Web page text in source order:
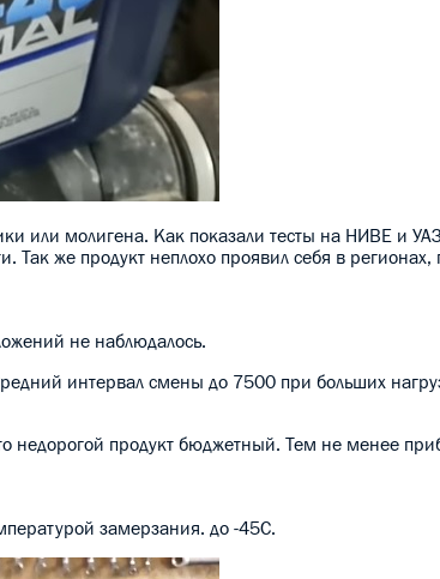
или молигена. Как показали тесты на НИВЕ и
Так же продукт неплохо проявил себя в регионах,
не наблюдалось.
интервал смены до 7500 при больших
недорогой продукт бюджетный. Тем не менее
замерзания. до -45С.